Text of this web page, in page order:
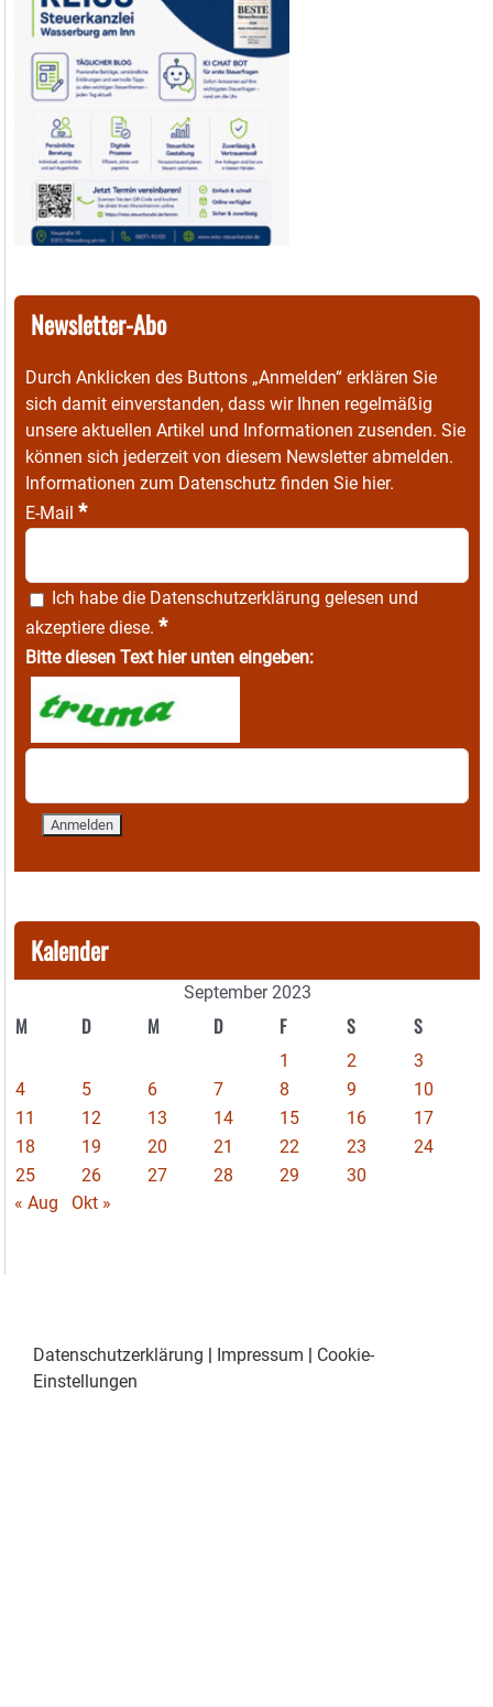
Newsletter-Abo
Durch Anklicken des Buttons „Anmelden“ erklären Sie
sich damit einverstanden, dass wir Ihnen regelmäßig
unsere aktuellen Artikel und Informationen zusenden. Sie
können sich jederzeit von diesem Newsletter abmelden.
Informationen zum Datenschutz finden Sie hier.
E-Mail *
Ich habe die Datenschutzerklärung gelesen und
akzeptiere diese. *
Bitte diesen Text hier unten eingeben:
Kalender
September 2023
M D M D F S S
1 2
3
4
5 6 7 8 9
10
11
12 13 14 15 16
17
18
19 20 21 22 23
24
25
26 27 28 29
30
« Aug
Okt »
Datenschutzerklärung Impressum
Cookie-
Einstellungen